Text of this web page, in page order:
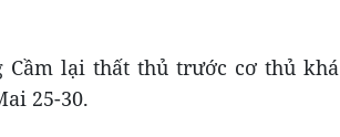
Cầm lại thất thủ trước cơ thủ khá
25-30.